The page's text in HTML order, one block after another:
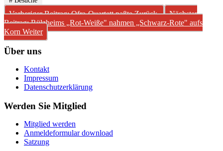
Vorheriger Beitrag: Ofra-Quartett paßteZurück
Nächster
Beitrag: Rülzheims „Rot-Weiße" nahmen „Schwarz-Rote" aufs
Korn Weiter
Über uns
Kontakt
Impressum
Datenschutzerklärung
Werden Sie Mitglied
Mitglied werden
Anmeldeformular download
Satzung